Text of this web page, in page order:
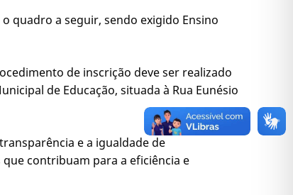
quadro a seguir, sendo exigido Ensino
de inscrição deve ser realizado
de Educação, situada à Rua Eunésio
e a igualdade de
contribuam para a eficiência e